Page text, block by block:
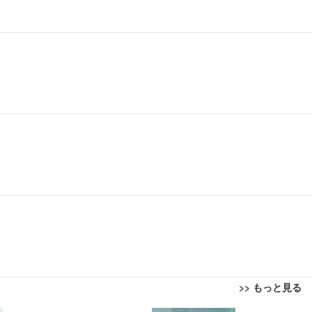
>> もっと見る